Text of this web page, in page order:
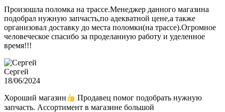
Произошла поломка на трассе.Менеджер данного магазина
подобрал нужную запчасть,по адекватной цене,а также
организовал доставку до места поломки(на трассе).Огромное
человеческое спасибо за проделанную работу и уделенное
время!!!
Сергей
18/06/2024
Хороший магазин
Продавец помог подобрать нужную
запчасть. Ассортимент в магазине большой